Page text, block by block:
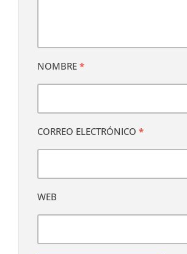
NOMBRE *
CORREO ELECTRÓNICO *
WEB